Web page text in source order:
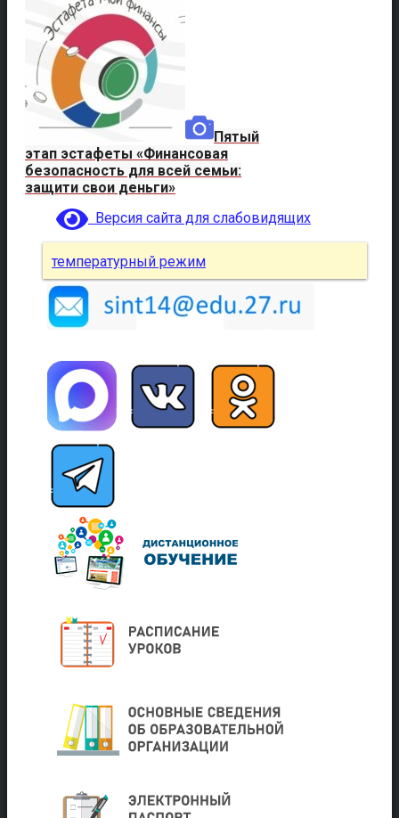
Пятый
этап эстафеты «Финансовая
безопасность для всей семьи:
защити свои деньги»
Версия сайта для слабовидящих
температурный режим